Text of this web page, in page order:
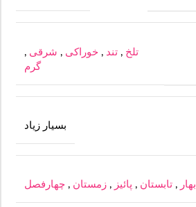
تلخ , تند , خوراکی , شرقی ,
گرم
بسیار زیاد
بهار , تابستان , پائیز , زمستان , چهارفصل